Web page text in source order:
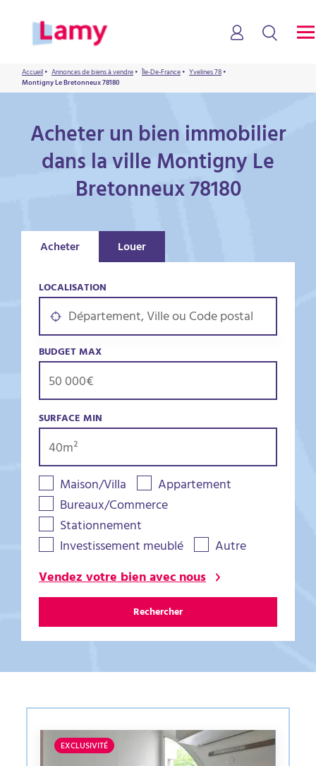
Accueil• Annonces de biens à vendre• Île-De-France• Yvelines 78•
Montigny Le Bretonneux 78180
Acheter un bien immobilier
dans la ville Montigny Le
Bretonneux 78180
Acheter Louer
LOCALISATION
BUDGET MAX
SURFACE MIN
Maison/Villa
Appartement
Bureaux/Commerce
Stationnement
Investissement meublé
Autre
Vendez votre bien avec nous
Rechercher
EXCLUSIVITÉ